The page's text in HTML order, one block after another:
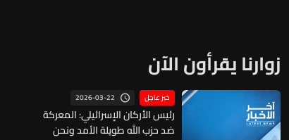
زوارنا يقرأون الآن
خبر عاجل 2026-03-22
رئيس الأركان الإسرائيلي: المعركة
ضد حزب الله طويلة الأمد ونحن